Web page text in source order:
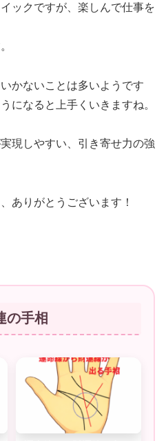
ックですが、楽しんで仕事を
かないことは多いようです
になると上手くいきますね。
現しやすい、引き寄せ力の強
ありがとうございます！
の手相